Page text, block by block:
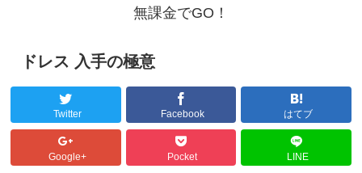
無課金でGO！
ドレス 入手の極意
Twitter Facebook はてブ
Google+ Pocket LINE